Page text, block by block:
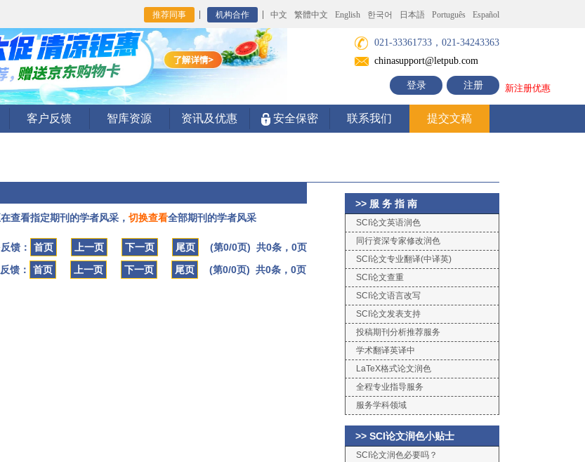
推荐同事 机构合作 中文 繁體中文 English 한국어 日本語 Português Español
021-33361733，021-34243363
chinasupport@letpub.com
登录 注册 新注册优惠
客户反馈 智库资源 资讯及优惠 安全保密 联系我们 提交文稿
查看指定期刊的学者风采， 切换查看全部期刊的学者风采
馈： 首页 上一页 下一页 尾页
(第0/0页) 共0条，0页
馈：
首页 上一页 下一页 尾页 (第0/0页) 共0条，0页
>> 服 务 指 南
SCI论文英语润色
同行资深专家修改润色
SCI论文专业翻译(中译英)
SCI论文查重
SCI论文语言改写
SCI论文发表支持
投稿期刊分析推荐服务
学术翻译英译中
LaTeX格式论文润色
全程专业指导服务
服务学科领域
>> SCI论文润色小贴士
SCI论文润色必要吗？